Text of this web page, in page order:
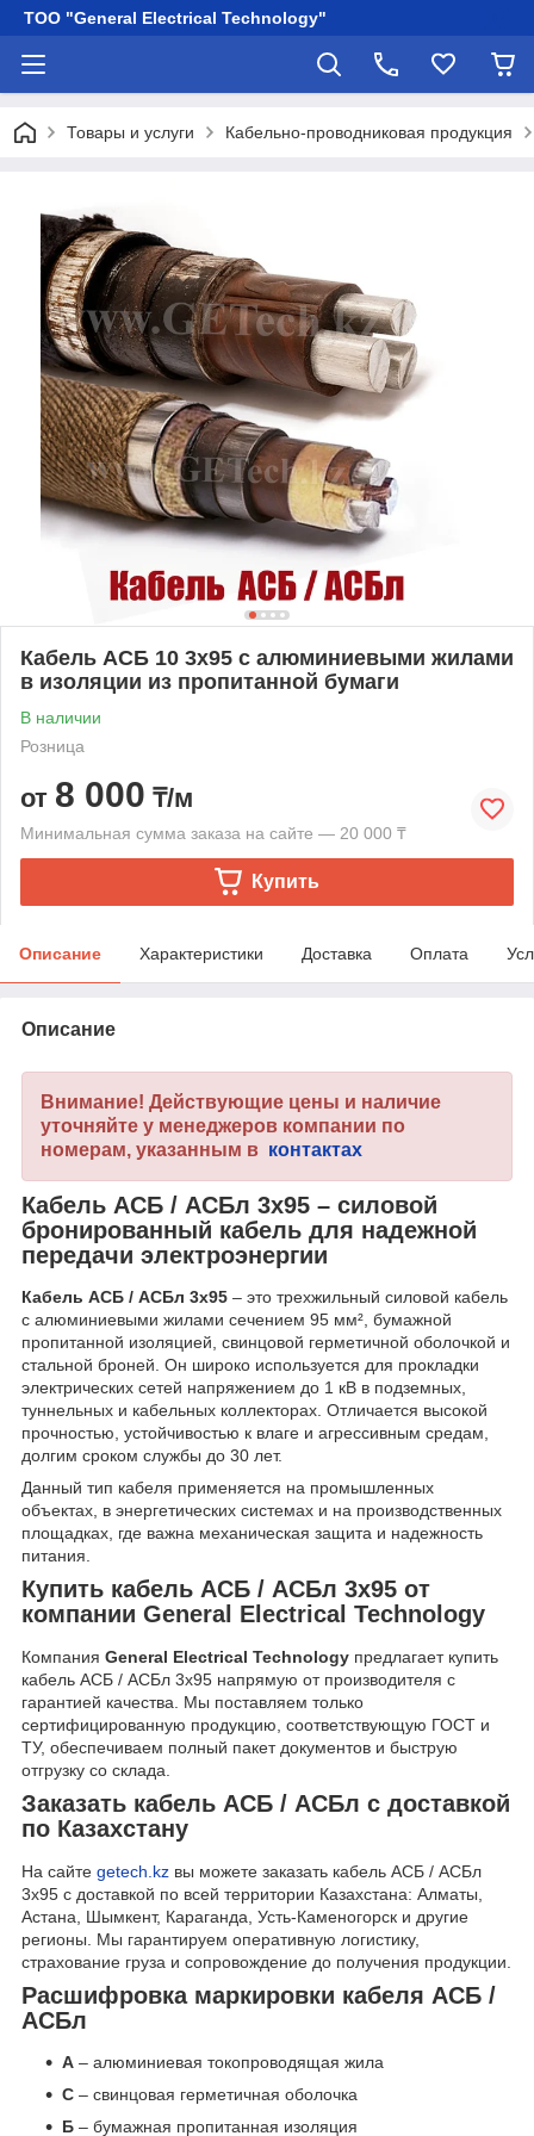
ТОО "General Electrical Technology"
Товары и услуги Кабельно-проводниковая продукция
Кабель АСБ 10 3х95 с алюминиевыми жилами
в изоляции из пропитанной бумаги
В наличии
Розница
от 8 000 ₸/м
Минимальная сумма заказа на сайте — 20 000 ₸
Купить
Описание Характеристики Доставка Оплата
Описание
Внимание! Действующие цены и наличие
уточняйте у менеджеров компании по
номерам, указанным в контактах
Кабель АСБ / АСБл 3х95 – силовой
бронированный кабель для надежной
передачи электроэнергии
Кабель АСБ / АСБл 3х95 – это трехжильный силовой кабель
с алюминиевыми жилами сечением 95 мм², бумажной
пропитанной изоляцией, свинцовой герметичной оболочкой и
стальной броней. Он широко используется для прокладки
электрических сетей напряжением до 1 кВ в подземных,
туннельных и кабельных коллекторах. Отличается высокой
прочностью, устойчивостью к влаге и агрессивным средам,
долгим сроком службы до 30 лет.
Данный тип кабеля применяется на промышленных
объектах, в энергетических системах и на производственных
площадках, где важна механическая защита и надежность
питания.
Купить кабель АСБ / АСБл 3х95 от
компании General Electrical Technology
Компания General Electrical Technology предлагает купить
кабель АСБ / АСБл 3х95 напрямую от производителя с
гарантией качества. Мы поставляем только
сертифицированную продукцию, соответствующую ГОСТ и
ТУ, обеспечиваем полный пакет документов и быструю
отгрузку со склада.
Заказать кабель АСБ / АСБл с доставкой
по Казахстану
На сайте getech.kz вы можете заказать кабель АСБ / АСБл
3х95 с доставкой по всей территории Казахстана: Алматы,
Астана, Шымкент, Караганда, Усть-Каменогорск и другие
регионы. Мы гарантируем оперативную логистику,
страхование груза и сопровождение до получения продукции.
Расшифровка маркировки кабеля АСБ /
АСБл
А – алюминиевая токопроводящая жила
С – свинцовая герметичная оболочка
Б – бумажная пропитанная изоляция